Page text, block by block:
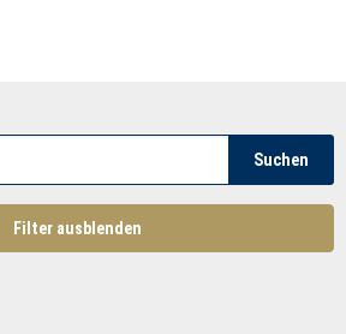
Suchen
Filter ausblenden